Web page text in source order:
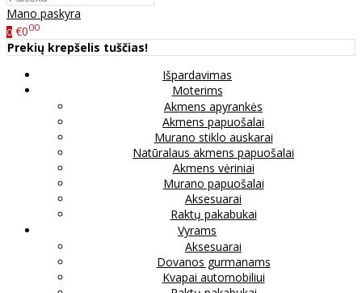
Mano paskyra
0 €000
Prekių krepšelis tuščias!
Išpardavimas
Moterims
Akmens apyrankės
Akmens papuošalai
Murano stiklo auskarai
Natūralaus akmens papuošalai
Akmens vėriniai
Murano papuošalai
Aksesuarai
Raktų pakabukai
Vyrams
Aksesuarai
Dovanos gurmanams
Kvapai automobiliui